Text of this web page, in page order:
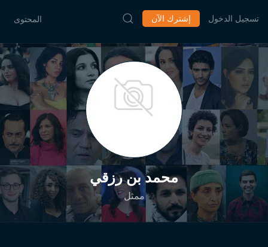
المحتوى إشترك الآن تسجيل الدخول
محمد بن رزقي
ممثل